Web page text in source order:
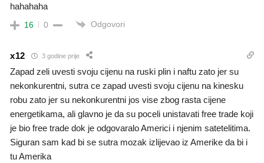
hahahaha
16 0 Odgovori
x12 3 godine prije
Zapad zeli uvesti svoju cijenu na ruski plin i naftu zato jer su
nekonkurentni, sutra ce zapad uvesti svoju cijenu na kinesku
robu zato jer su nekonkurentni jos vise zbog rasta cijene
energetikama, ali glavno je da su poceli unistavati free trade koji
je bio free trade dok je odgovaralo Americi i njenim satetelitima.
Siguran sam kad bi se sutra mozak izlijevao iz Amerike da bi i
tu Amerika